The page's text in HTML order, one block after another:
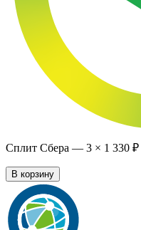
Сплит Сбера — 3 × 1 330 ₽
В корзину